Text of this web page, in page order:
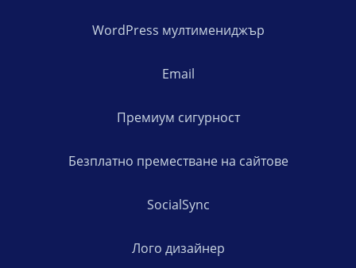
WordPress мултимениджър
Email
Премиум сигурност
Безплатно преместване на сайтове
SocialSync
Лого дизайнер